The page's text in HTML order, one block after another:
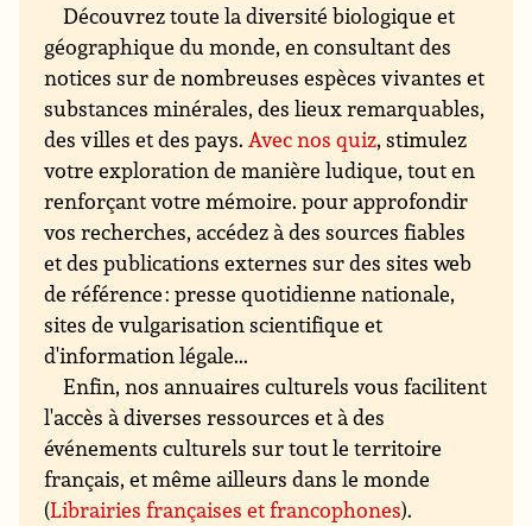
Découvrez toute la diversité biologique et
géographique du monde, en consultant des
notices sur de nombreuses espèces vivantes et
substances minérales, des lieux remarquables,
des villes et des pays.Avec nos quiz, stimulez
votre exploration de manière ludique, tout en
renforçant votre mémoire. pour approfondir
vos recherches, accédez à des sources fiables
et des publications externes sur des sites web
de référence : presse quotidienne nationale,
sites de vulgarisation scientifique et
d'information légale...
Enfin, nos annuaires culturels vous facilitent
l'accès à diverses ressources et à des
événements culturels sur tout le territoire
français, et même ailleurs dans le monde
(Librairies françaises et francophones).